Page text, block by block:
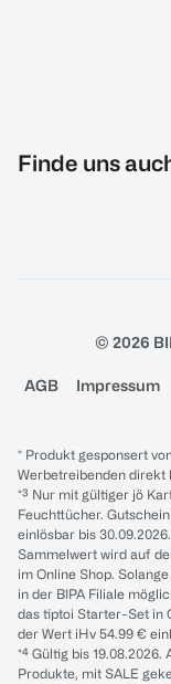
Finde uns
© 2026
AGB Impressum
* Produkt gesponsert
Werbetreibenden direkt
*³ Nur mit gültiger jö
Feuchttücher.
einlösbar bis
Sammelwert wird auf
im Online Shop.
in der BIPA Filiale
das tiptoi Starter-Set in
der Wert iHv 54.99 €
*⁴ Gültig bis
Produkte, mit SALE